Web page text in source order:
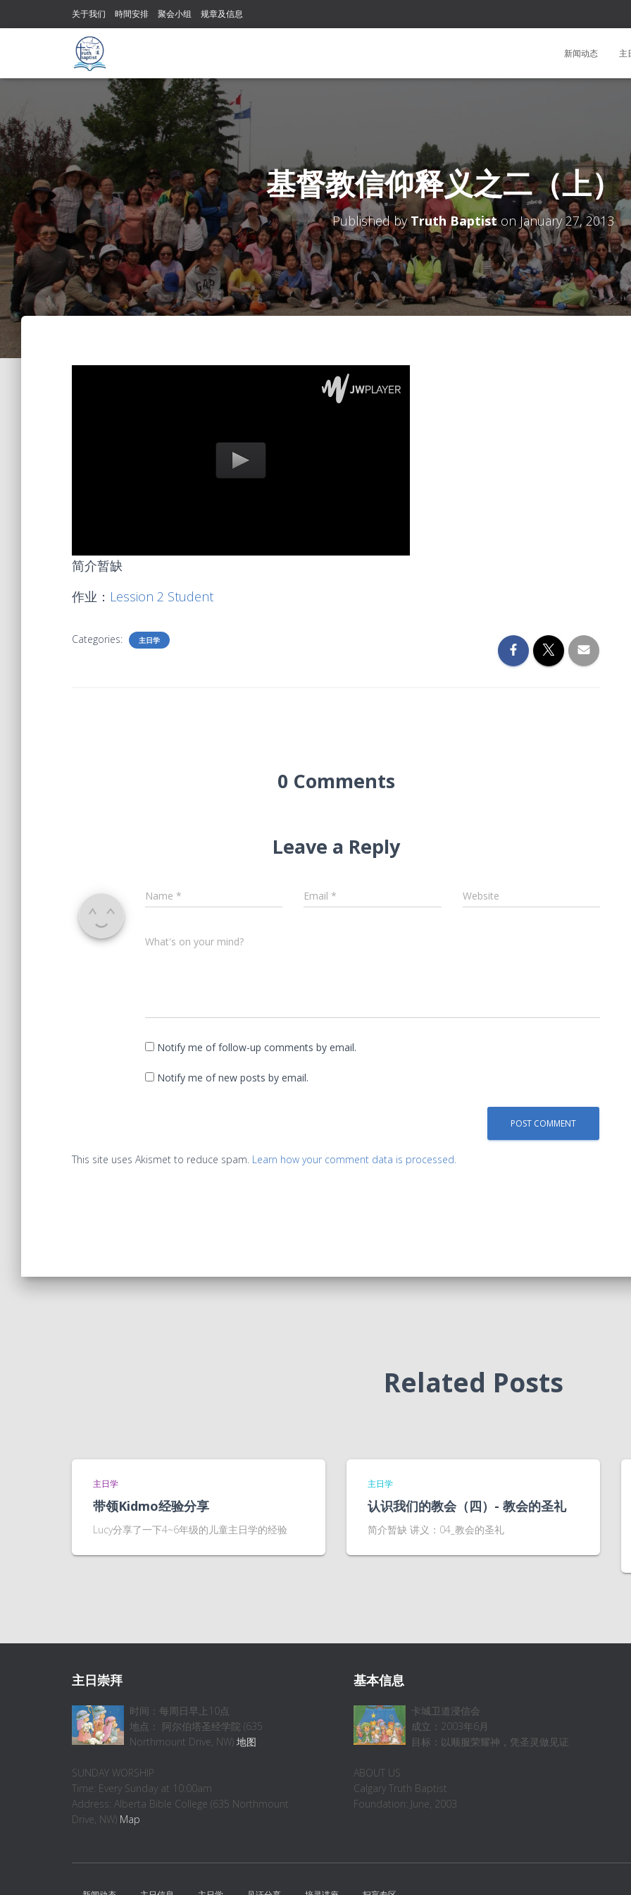
关于我们 時間安排 聚会小组 规章及信息
新闻动态 主
基督教信仰释义之二（上）
Published byTruth Baptiston January 27, 2013
简介暂缺
作业： Lession 2 Student
Categories: 主日学
0 Comments
Leave a Reply
Name * Email * Website
What's on your mind?
Notify me of follow-up comments by email.
Notify me of new posts by email.
This site uses Akismet to reduce spam. Learn how your comment data is processed.
Related Posts
主日学
带领Kidmo经验分享
Lucy分享了一下4~6年级的儿童主日学的经验
主日学
认识我们的教会（四）- 教会的圣礼
简介暂缺 讲义：04_教会的圣礼
主日崇拜
时间：每周日早上10点
地点： 阿尔伯塔圣经学院 (635
Northmount Drive, NW) 地图
SUNDAY WORSHIP
Time: Every Sunday at 10:00am
Address: Alberta Bible College (635 Northmount
Drive, NW) Map
基本信息
卡城卫道浸信会
成立：2003年6月
目标：以顺服荣耀神，凭圣灵做见证
ABOUT US
Calgary Truth Baptist
Foundation: June, 2003